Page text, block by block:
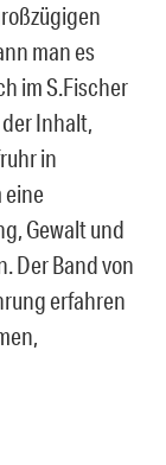
man es
im S.Fischer
Inhalt,
in
eine
Gewalt und
Der Band von
erfahren